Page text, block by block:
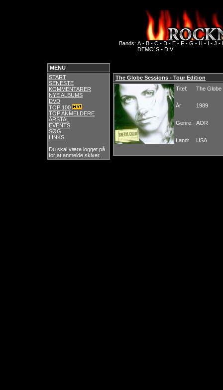
Bands: A- B- C- D- E- F- G - H - I - J -
DEMO´S- DIV
MENU
START
SENESTE
KOMMENTARER
NYE ALBUMS
DVD
TOP 100
TOP ANMELDERE
ÅRSTAL
EVENTS
SØG
LINKS
Du skal være logget på
for at anmelde skiver.
The Globe Sessions - Tour Edition
Titel:
The Globe
År: 1989
Genre: AOR
Land: USA